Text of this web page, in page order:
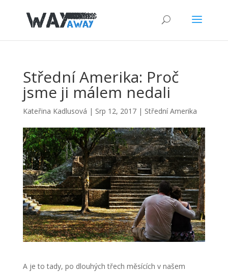
Střední Amerika: Proč
jsme ji málem nedali
Kateřina Kadlusová | Srp 12, 2017| Střední Amerika
A je to tady, po dlouhých třech měsících v našem